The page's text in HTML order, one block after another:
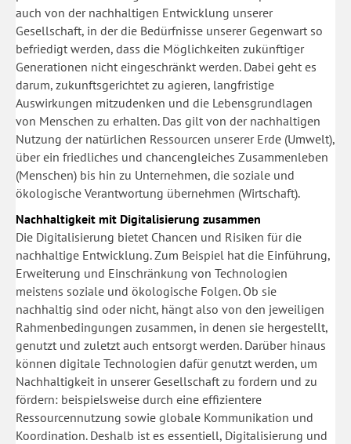
auch von der nachhaltigen Entwicklung unserer
Gesellschaft, in der die Bedürfnisse unserer Gegenwart so
befriedigt werden, dass die Möglichkeiten zukünftiger
Generationen nicht eingeschränkt werden. Dabei geht es
darum, zukunftsgerichtet zu agieren, langfristige
Auswirkungen mitzudenken und die Lebensgrundlagen
von Menschen zu erhalten. Das gilt von der nachhaltigen
Nutzung der natürlichen Ressourcen unserer Erde (Umwelt),
über ein friedliches und chancengleiches Zusammenleben
(Menschen) bis hin zu Unternehmen, die soziale und
ökologische Verantwortung übernehmen (Wirtschaft).
Nachhaltigkeit mit Digitalisierung zusammen
Die Digitalisierung bietet Chancen und Risiken für die
nachhaltige Entwicklung. Zum Beispiel hat die Einführung,
Erweiterung und Einschränkung von Technologien
meistens soziale und ökologische Folgen. Ob sie
nachhaltig sind oder nicht, hängt also von den jeweiligen
Rahmenbedingungen zusammen, in denen sie hergestellt,
genutzt und zuletzt auch entsorgt werden. Darüber hinaus
können digitale Technologien dafür genutzt werden, um
Nachhaltigkeit in unserer Gesellschaft zu fordern und zu
fördern: beispielsweise durch eine effizientere
Ressourcennutzung sowie globale Kommunikation und
Koordination. Deshalb ist es essentiell, Digitalisierung und